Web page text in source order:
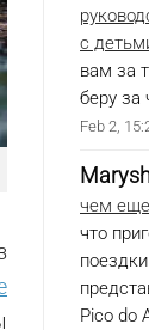
с
вам за
беру за
Feb 2,
чем
что
Pico do